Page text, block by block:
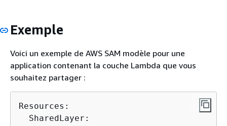
Exemple
Voici un exemple de AWS SAM modèle pour une
application contenant la couche Lambda que vous
souhaitez partager :
Resources:
  SharedLayer: